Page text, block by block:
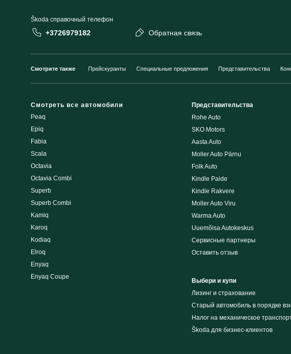
Škoda cправочный телефон
+3726979182 Обратная связь
Смотрите также Прейскуранты Специальные предложения Представительства
Смотреть все автомобили
Peaq
Epiq
Fabia
Scala
Octavia
Octavia Combi
Superb
Superb Combi
Kamiq
Karoq
Kodiaq
Elroq
Enyaq
Enyaq Coupe
Представительства
Rohe Auto
SKO Motors
Aasta Auto
Moller Auto Pärnu
Folk Auto
Kindle Paide
Kindle Rakvere
Moller Auto Viru
Warma Auto
Uuemõisa Autokeskus
Сервисные партнеры
Оставить отзыв
Выбери и купи
Лизинг и cтрахование
Cтарый автомобиль в порядке
Налог на механическое
Škoda для бизнес-клиентов